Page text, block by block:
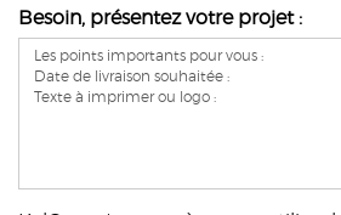
Besoin, présentez votre projet :